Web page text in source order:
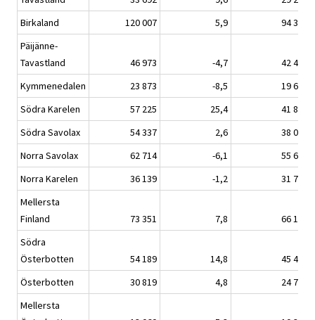
Birkaland
120 007 5,9
94 318
Päijänne-
Tavastland
46 973 -4,7
42 400
Kymmenedalen
23 873 -8,5
19 645
Södra Karelen
57 225 25,4
41 808
Södra Savolax
54 337 2,6
38 055
Norra Savolax
62 714 -6,1
55 692
Norra Karelen
36 139 -1,2
31 720
Mellersta
Finland
73 351 7,8
66 192
Södra
Österbotten
54 189 14,8
45 483
Österbotten
30 819 4,8
24 746
Mellersta